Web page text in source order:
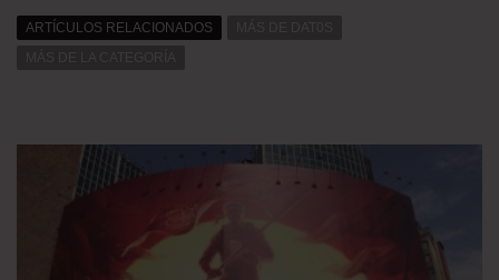
ARTÍCULOS RELACIONADOS